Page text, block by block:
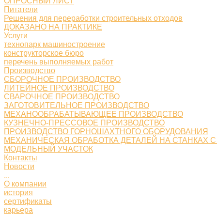
Питатели
Решения для переработки строительных отходов
ДОКАЗАНО НА ПРАКТИКЕ
Услуги
технопарк машиностроение
конструкторское бюро
перечень выполняемых работ
Производство
СБОРОЧНОЕ ПРОИЗВОДСТВО
ЛИТЕЙНОЕ ПРОИЗВОДСТВО
СВАРОЧНОЕ ПРОИЗВОДСТВО
ЗАГОТОВИТЕЛЬНОЕ ПРОИЗВОДСТВО
МЕХАНООБРАБАТЫВАЮЩЕЕ ПРОИЗВОДСТВО
КУЗНЕЧНО-ПРЕССОВОЕ ПРОИЗВОДСТВО
ПРОИЗВОДСТВО ГОРНОШАХТНОГО ОБОРУДОВАНИЯ
МЕХАНИЧЕСКАЯ ОБРАБОТКА ДЕТАЛЕЙ НА СТАНКАХ
МОДЕЛЬНЫЙ УЧАСТОК
Контакты
Новости
...
О компании
история
сертификаты
карьера